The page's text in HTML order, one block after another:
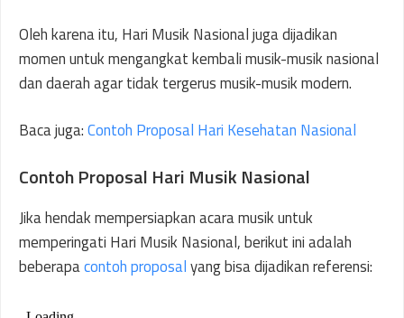
Oleh karena itu, Hari Musik Nasional juga dijadikan
momen untuk mengangkat kembali musik-musik nasional
dan daerah agar tidak tergerus musik-musik modern.
Baca juga:Contoh Proposal Hari Kesehatan Nasional
Contoh Proposal Hari Musik Nasional
Jika hendak mempersiapkan acara musik untuk
memperingati Hari Musik Nasional, berikut ini adalah
beberapacontoh proposalyang bisa dijadikan referensi: